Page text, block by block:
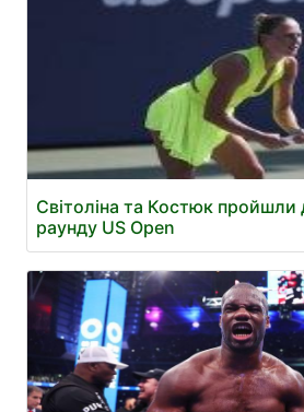
Світоліна та Костюк пройшли
раунду US Open